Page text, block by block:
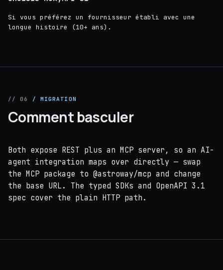
Si vous préférez un fournisseur établi avec une
longue histoire (10+ ans).
// 06 / MIGRATION
Comment basculer
Both expose REST plus an MCP server, so an AI-
agent integration maps over directly — swap
the MCP package to @astroway/mcp and change
the base URL. The typed SDKs and OpenAPI 3.1
spec cover the plain HTTP path.